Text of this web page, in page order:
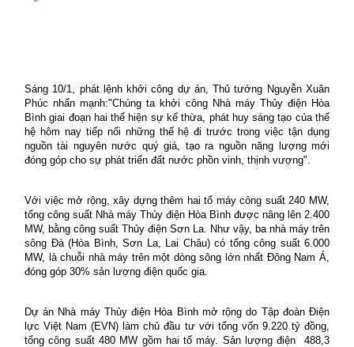
Sáng 10/1, phát lệnh khởi công dự án, Thủ tướng Nguyễn Xuân
Phúc nhấn mạnh:"Chúng ta khởi công Nhà máy Thủy điện Hòa
Bình giai đoạn hai thể hiện sự kế thừa, phát huy sáng tạo của thế
hệ hôm nay tiếp nối những thế hệ đi trước trong việc tận dụng
nguồn tài nguyên nước quý giá, tạo ra nguồn năng lượng mới
đóng góp cho sự phát triển đất nước phồn vinh, thịnh vượng".
Với việc mở rộng, xây dựng thêm hai tổ máy công suất 240 MW,
tổng công suất Nhà máy Thủy điện Hòa Bình được nâng lên 2.400
MW, bằng công suất Thủy điện Sơn La. Như vậy, ba nhà máy trên
sông Đà (Hòa Bình, Sơn La, Lai Châu) có tổng công suất 6.000
MW, là chuỗi nhà máy trên một dòng sông lớn nhất Đông Nam Á,
đóng góp 30% sản lượng điện quốc gia.
Dự án Nhà máy Thủy điện Hòa Bình mở rộng do Tập đoàn Điện
lực Việt Nam (EVN) làm chủ đầu tư với tổng vốn 9.220 tỷ đồng,
tổng công suất 480 MW gồm hai tổ máy. Sản lượng điện
488,3